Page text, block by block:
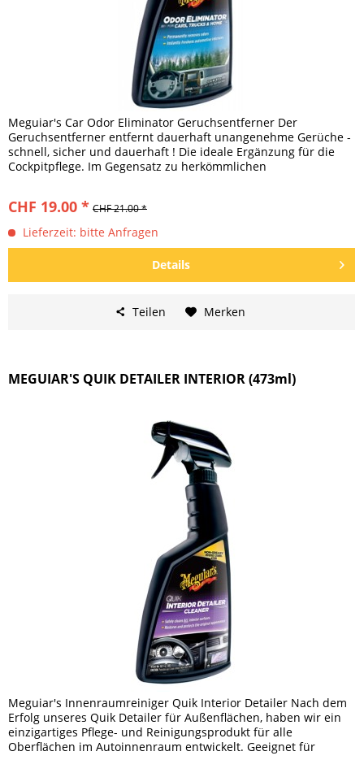
Meguiar's Car Odor Eliminator Geruchsentferner Der
Geruchsentferner entfernt dauerhaft unangenehme Gerüche -
schnell, sicher und dauerhaft ! Die ideale Ergänzung für die
Cockpitpflege. Im Gegensatz zu herkömmlichen
CHF 19.00 * CHF 21.00 *
Lieferzeit: bitte Anfragen
Details
Teilen Merken
MEGUIAR'S QUIK DETAILER INTERIOR (473ml)
Meguiar's Innenraumreiniger Quik Interior Detailer Nach dem
Erfolg unseres Quik Detailer für Außenflächen, haben wir ein
einzigartiges Pflege- und Reinigungsprodukt für alle
Oberflächen im Autoinnenraum entwickelt. Geeignet für